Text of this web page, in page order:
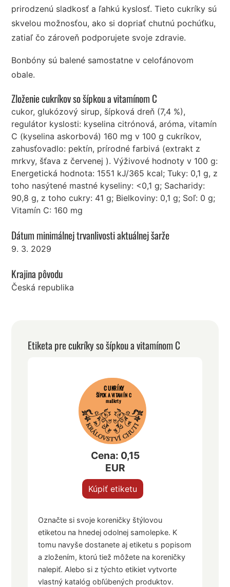
prirodzenú sladkosť a ľahkú kyslosť. Tieto cukríky sú
skvelou možnosťou, ako si dopriať chutnú pochúťku,
zatiaľ čo zároveň podporujete svoje zdravie.
Bonbóny sú balené samostatne v celofánovom
obale.
Zloženie cukríkov so šípkou a vitamínom C
cukor, glukózový sirup, šípková dreň (7,4 %),
regulátor kyslosti: kyselina citrónová, aróma, vitamín
C (kyselina askorbová) 160 mg v 100 g cukríkov,
zahusťovadlo: pektín, prírodné farbivá (extrakt z
mrkvy, šťava z červenej ). Výživové hodnoty v 100 g:
Energetická hodnota: 1551 kJ/365 kcal; Tuky: 0,1 g, z
toho nasýtené mastné kyseliny: <0,1 g; Sacharidy:
90,8 g, z toho cukry: 41 g; Bielkoviny: 0,1 g; Soľ: 0 g;
Vitamín C: 160 mg
Dátum minimálnej trvanlivosti aktuálnej šarže
9. 3. 2029
Krajina pôvodu
Česká republika
Etiketa pre cukríky so šípkou a vitamínom C
CUKRÍKY
ŠÍPOK A VITAMÍN C
maškrty
Cena: 0,15
EUR
Kúpiť etiketu
Označte si svoje koreničky štýlovou
etiketou na hnedej odolnej samolepke. K
tomu navyše dostanete aj etiketu s popisom
a zložením, ktorú tiež môžete na koreničky
nalepiť. Alebo si z týchto etikiet vytvorte
vlastný katalóg obľúbených produktov.